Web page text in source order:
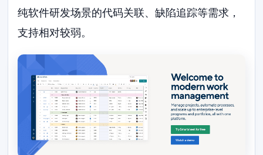
纯软件研发场景的代码关联、缺陷追踪等需求，
支持相对较弱。